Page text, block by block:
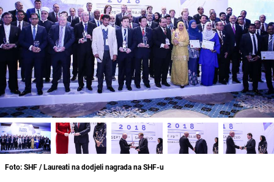
Foto: SHF / Laureati na dodjeli nagrada na SHF-u